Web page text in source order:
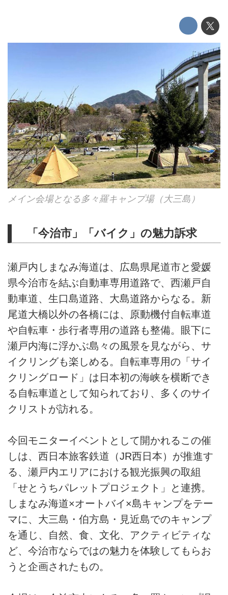
メイン会場となる多々羅キャンプ場（大三島）
「今治市」「バイク」の魅力訴求
瀬戸内しまなみ海道は、広島県尾道市と愛媛
県今治市を結ぶ自動車専用道路で、西瀬戸自
動車道、生口島道路、大島道路からなる。新
尾道大橋以外の各橋には、原動機付自転車道
や自転車・歩行者専用の道路も整備。眼下に
瀬戸内海に浮かぶ島々の風景を見ながら、サ
イクリングも楽しめる。自転車専用の「サイ
クリングロード」は日本初の海峡を横断でき
る自転車道として知られており、多くのサイ
クリストが訪れる。
今回モニターイベントとして開かれるこの催
しは、西日本旅客鉄道（JR西日本）が推進す
る、瀬戸内エリアにおける観光振興の取組
「せとうちパレットプロジェクト」と連携。
しまなみ海道×オートバイ×島キャンプをテー
マに、大三島・伯方島・見近島でのキャンプ
を通じ、自然、食、文化、アクティビティな
ど、今治市ならではの魅力を体験してもらお
うと企画されたもの。